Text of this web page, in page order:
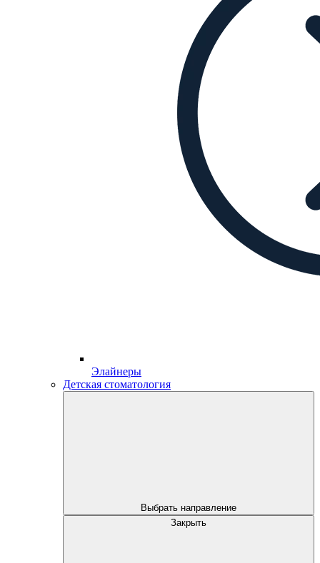
Элайнеры
Детская стоматология
Выбрать направление
Закрыть